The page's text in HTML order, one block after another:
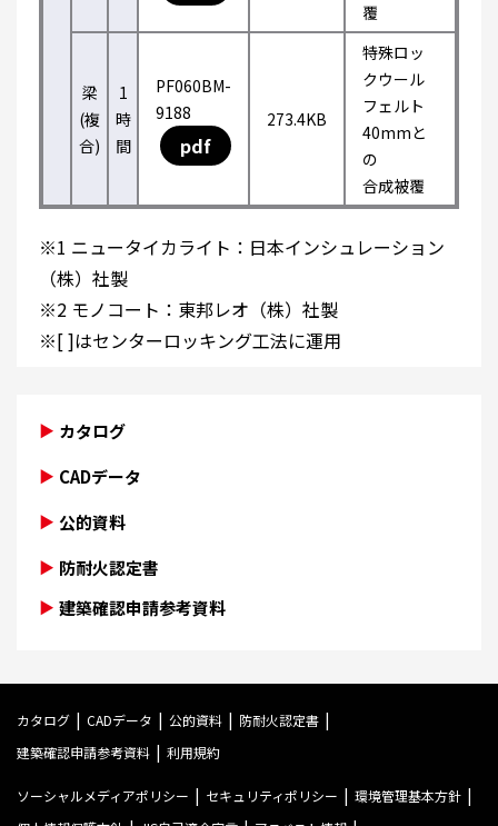
覆
梁
(複
合)
1
時
間
PF060BM-
9188
pdf
273.4KB
特殊ロッ
クウール
フェルト
40mmと
の
合成被覆
※1 ニュータイカライト：日本インシュレーション
（株）社製
※2 モノコート：東邦レオ（株）社製
※[ ]はセンターロッキング工法に運用
カタログ
CADデータ
公的資料
防耐火認定書
建築確認申請参考資料
カタログ CADデータ 公的資料
防耐火認定書
建築確認申請参考資料
利用規約
ソーシャルメディアポリシー セキュリティポリシー
環境管理基本方針